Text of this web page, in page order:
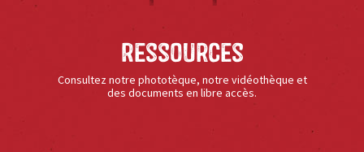
Ressources
Consultez notre phototèque, notre vidéothèque et
des documents en libre accès.